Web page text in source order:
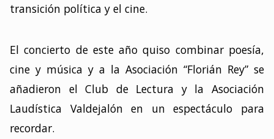
transición política y el cine.
El concierto de este año quiso combinar poesía,
cine y música y a la Asociación “Florián Rey” se
añadieron el Club de Lectura y la Asociación
Laudística Valdejalón en un espectáculo para
recordar.